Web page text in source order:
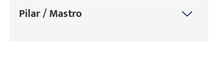
emergência.
resistência ou anéis deslizantes resistentes ao
desgaste.
Pilar / Mastro